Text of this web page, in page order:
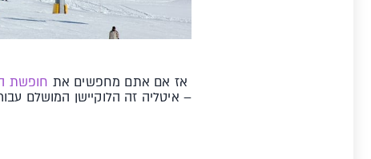
אז אם אתם מחפשים את חופשת
– איטליה זה הלוקיישן המושלם